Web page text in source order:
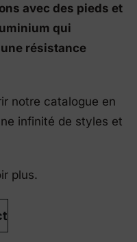
avec des pieds et
qui
résistance
notre catalogue en
infinité de styles et
plus.